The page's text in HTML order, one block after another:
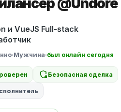
@Undore
и VueJS Full-stack
·Мужчина·был онлайн сегодня
shield_locked Безопасная сделка